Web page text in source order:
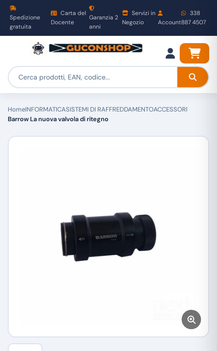
Spedizione
gratuita
Carta del
Docente
Garanzia 2
anni
Servizi in
Negozio
Account
338
887 4507
HomeINFORMATICASISTEMI DI RAFFREDDAMENTOACCESSORI
Barrow La nuova valvola di ritegno